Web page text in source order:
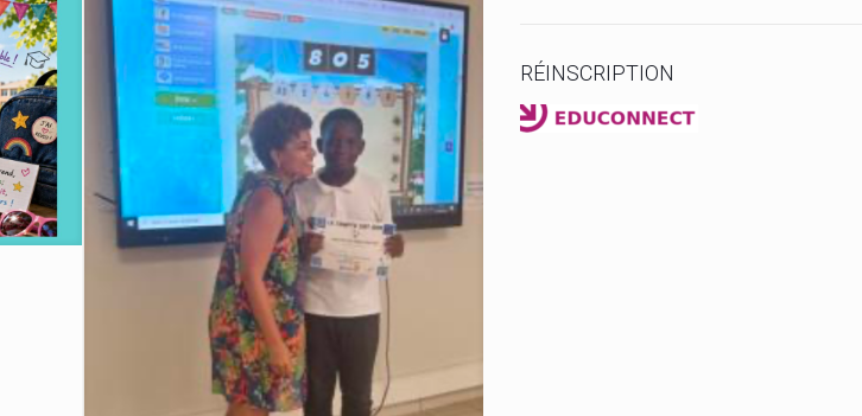
RÉINSCRIPTION